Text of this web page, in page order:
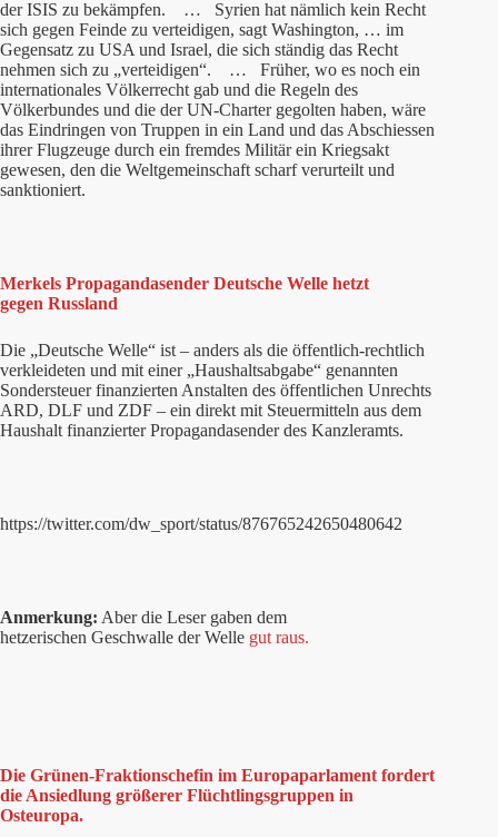
der ISIS zu bekämpfen. … Syrien hat nämlich kein Recht
sich gegen Feinde zu verteidigen, sagt Washington, … im
Gegensatz zu USA und Israel, die sich ständig das Recht
nehmen sich zu „verteidigen“. … Früher, wo es noch ein
internationales Völkerrecht gab und die Regeln des
Völkerbundes und die der UN-Charter gegolten haben, wäre
das Eindringen von Truppen in ein Land und das Abschiessen
ihrer Flugzeuge durch ein fremdes Militär ein Kriegsakt
gewesen, den die Weltgemeinschaft scharf verurteilt und
sanktioniert.
Merkels Propagandasender Deutsche Welle hetzt
gegen Russland
Die „Deutsche Welle“ ist – anders als die öffentlich-rechtlich
verkleideten und mit einer „Haushaltsabgabe“ genannten
Sondersteuer finanzierten Anstalten des öffentlichen Unrechts
ARD, DLF und ZDF – ein direkt mit Steuermitteln aus dem
Haushalt finanzierter Propagandasender des Kanzleramts.
https://twitter.com/dw_sport/status/876765242650480642
Anmerkung: Aber die Leser gaben dem
hetzerischen Geschwalle der Welle gut raus.
Die Grünen-Fraktionschefin im Europaparlament fordert
die Ansiedlung größerer Flüchtlingsgruppen in
Osteuropa.